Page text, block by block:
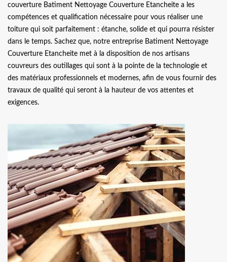
couverture Batiment Nettoyage Couverture Etancheite a les
compétences et qualification nécessaire pour vous réaliser une
toiture qui soit parfaitement : étanche, solide et qui pourra résister
dans le temps. Sachez que, notre entreprise Batiment Nettoyage
Couverture Etancheite met à la disposition de nos artisans
couvreurs des outillages qui sont à la pointe de la technologie et
des matériaux professionnels et modernes, afin de vous fournir des
travaux de qualité qui seront à la hauteur de vos attentes et
exigences.